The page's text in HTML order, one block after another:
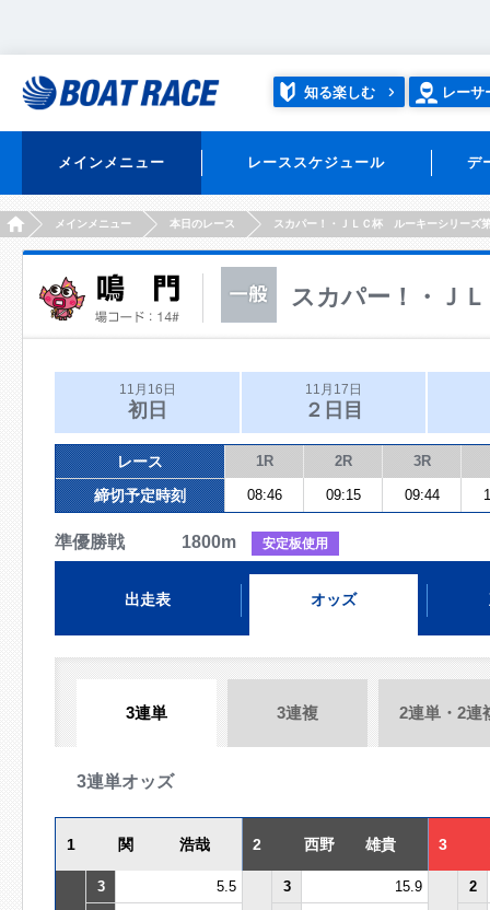
知る楽しむ レーサ
メインメニュー レーススケジュール デ
HOMEメインメニュー 本日のレース スカパー！・ＪＬＣ杯 ルーキーシリーズ
スカパー！・Ｊ
11月16日
初日
11月17日
２日目
レース 1R 2R 3R
締切予定時刻 08:46 09:15 09:44
準優勝戦 1800m 安定板使用
出走表 オッズ
3連単 3連複 2連単・2連
3連単オッズ
1 関 浩哉 2 西野 雄貴 3
3 5.5 3 15.9
2